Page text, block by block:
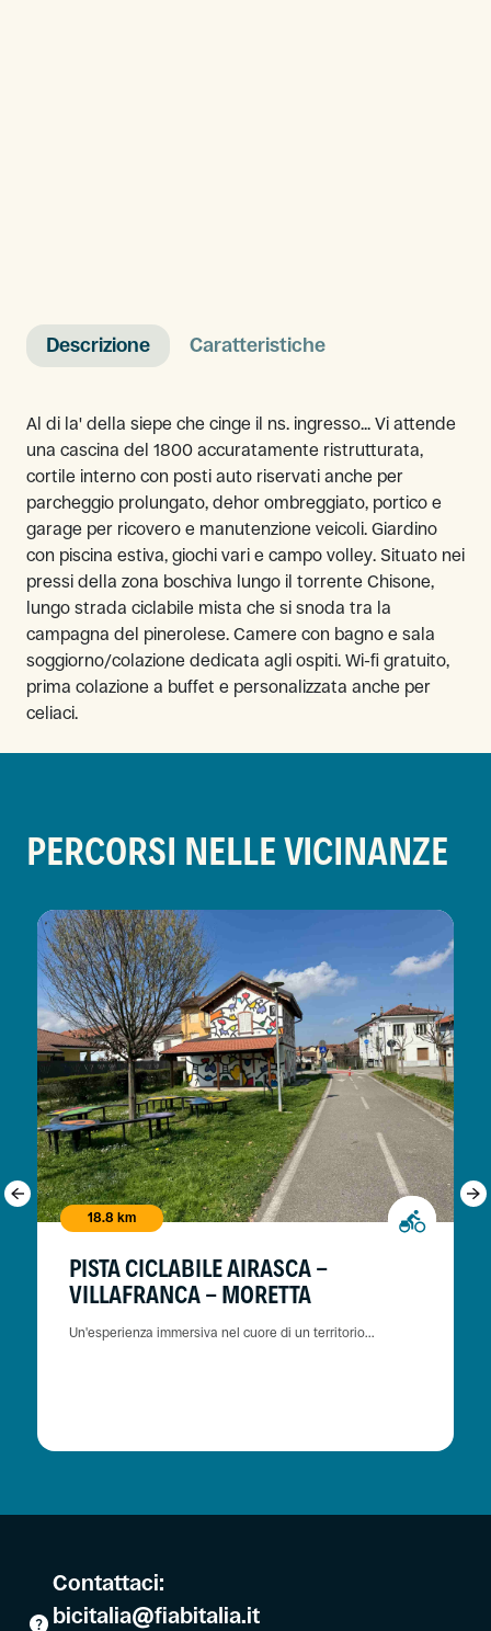
Descrizione Caratteristiche
Al di la' della siepe che cinge il ns. ingresso... Vi attende
una cascina del 1800 accuratamente ristrutturata,
cortile interno con posti auto riservati anche per
parcheggio prolungato, dehor ombreggiato, portico e
garage per ricovero e manutenzione veicoli. Giardino
con piscina estiva, giochi vari e campo volley. Situato nei
pressi della zona boschiva lungo il torrente Chisone,
lungo strada ciclabile mista che si snoda tra la
campagna del pinerolese. Camere con bagno e sala
soggiorno/colazione dedicata agli ospiti. Wi-fi gratuito,
prima colazione a buffet e personalizzata anche per
celiaci.
PERCORSI NELLE VICINANZE
18.8 km
PISTA CICLABILE AIRASCA -
VILLAFRANCA - MORETTA
Un'esperienza immersiva nel cuore di un territorio...
Contattaci:
bicitalia@fiabitalia.it